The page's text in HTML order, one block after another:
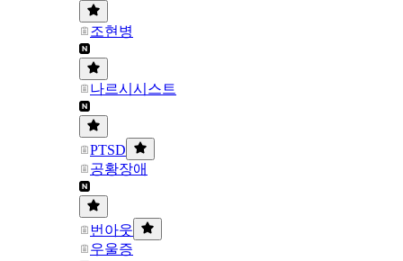
조현병
나르시시스트
PTSD
공황장애
번아웃
우울증